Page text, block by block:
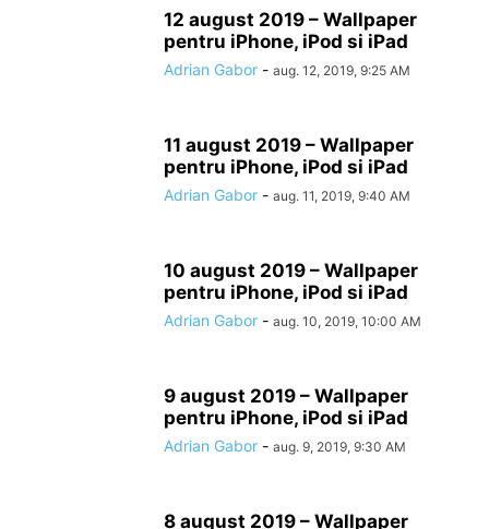
12 august 2019 – Wallpaper
pentru iPhone, iPod si iPad
Adrian Gabor - aug. 12, 2019, 9:25 AM
11 august 2019 – Wallpaper
pentru iPhone, iPod si iPad
Adrian Gabor - aug. 11, 2019, 9:40 AM
10 august 2019 – Wallpaper
pentru iPhone, iPod si iPad
Adrian Gabor - aug. 10, 2019, 10:00 AM
9 august 2019 – Wallpaper
pentru iPhone, iPod si iPad
Adrian Gabor - aug. 9, 2019, 9:30 AM
8 august 2019 – Wallpaper